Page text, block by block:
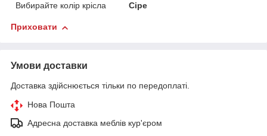
Вибирайте колір крісла Сіре
Приховати
Умови доставки
Доставка здійснюється тільки по передоплаті.
Нова Пошта
Адресна доставка меблів кур'єром